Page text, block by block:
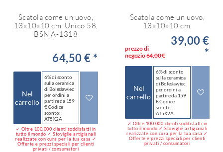
Scatola come un uovo,
13x10x10 cm, Unico 58,
BSN A-1318
64,50 € *
Nel
carrello
6% di sconto
sulla ceramica
di Bolesławiec
per ordini a
partire da 159
€ Codice
sconto:
AT5X2A
✓ Oltre 100.000 clienti soddisfatti in
tutto il mondo ✓ Stoviglie artigianali
realizzate con cura per la tua casa ✓
Offerte e prezzi speciali per clienti
privati / consumatori
Scatola come un uovo,
13x10x10 cm,
prezzo di
negozio64,00 €
39,00 €
*
Nel
carrello
6% di sconto
sulla ceramica
di Bolesławiec
per ordini a
partire da 159
€ Codice
sconto:
AT5X2A
✓ Oltre 100.000 clienti soddisfatti in
tutto il mondo ✓ Stoviglie artigianali
realizzate con cura per la tua casa ✓
Offerte e prezzi speciali per clienti
privati / consumatori